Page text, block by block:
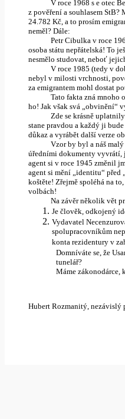
V roce 1968 s e otec
z pověření a souhlasem
24.782 Kč, a to prosím
neměl? Dále:
Petr Cibulka v roce
osoba státu nepřátelská! To
nesmělo studovat, neboť
V roce 1985 (tedy v
nebyl v milosti vrchnosti,
za emigrantem mohl dostat
Tato fakta zná mnoho
ho! Jak však svá „obvinění“
Zde se krásně
stane pravdou a každý ji
důkaz a vyrábět další verze
Vzor by byl a náš
úředními dokumenty vyvrátí,
agent si v roce 1945 změnil
agent si mění „identitu“ před
koštěte! Zřejmě spoléhá na
volbách!
Na závěr několik vět
Je člověk, odkojený
Vydavatel
spolupracovníkům
konta rezidentury v
Domníváte se, že
tunelář?
Máme zákonodárce,
Hubert Rozmanitý, nezávislý